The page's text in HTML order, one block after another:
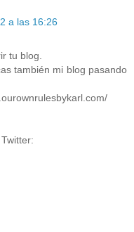
a las 16:26
tu blog.
también mi blog pasando